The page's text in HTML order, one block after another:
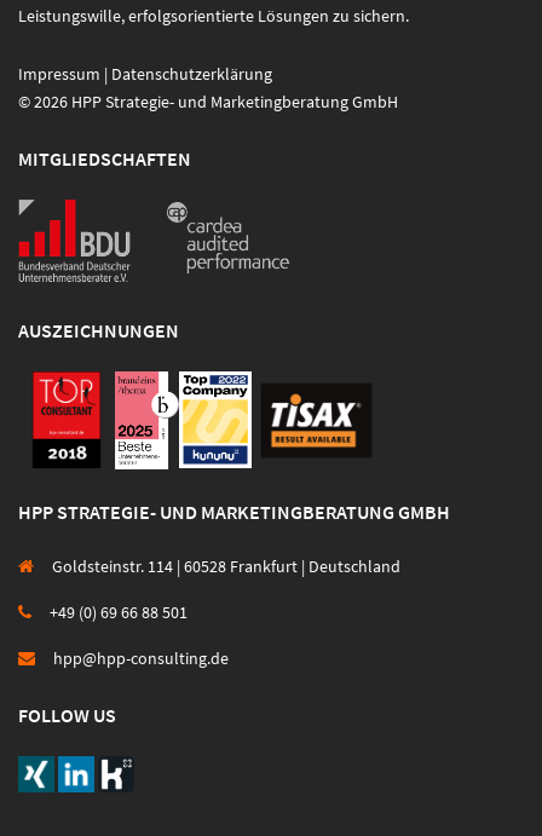
Leistungswille, erfolgsorientierte Lösungen zu sichern.
Impressum | Datenschutzerklärung
© 2026 HPP Strategie- und Marketingberatung GmbH
MITGLIEDSCHAFTEN
AUSZEICHNUNGEN
HPP STRATEGIE- UND MARKETINGBERATUNG GMBH
Goldsteinstr. 114 | 60528 Frankfurt | Deutschland
+49 (0) 69 66 88 501
hpp@hpp-consulting.de
FOLLOW US